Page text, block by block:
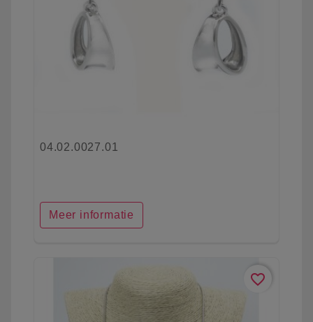
04.02.0027.01
Meer informatie
favorite_border